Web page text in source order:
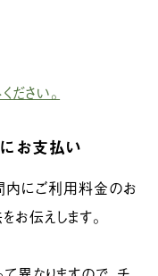
ださい。
お支払い
内にご利用料金のお
お伝えします。